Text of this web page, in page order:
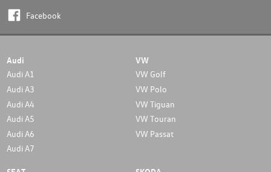
Facebook
Audi
Audi A1
Audi A3
Audi A4
Audi A5
Audi A6
Audi A7
VW
VW Golf
VW Polo
VW Tiguan
VW Touran
VW Passat